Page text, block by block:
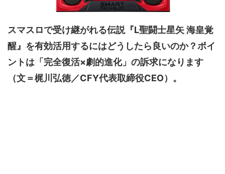
スマスロで受け継がれる伝説『L聖闘士星矢 海皇覚
醒』を有効活用するにはどうしたら良いのか？ポイ
ントは「完全復活×劇的進化」の訴求になります
（文＝梶川弘徳／CFY代表取締役CEO）。